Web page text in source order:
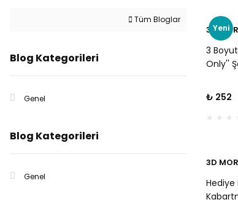
Tüm Bloglar
Blog Kategorileri
Genel
Blog Kategorileri
Genel
Yeni
3D
3
Only''
Parti,
Pozitif
₺ 252
3D
Hediye